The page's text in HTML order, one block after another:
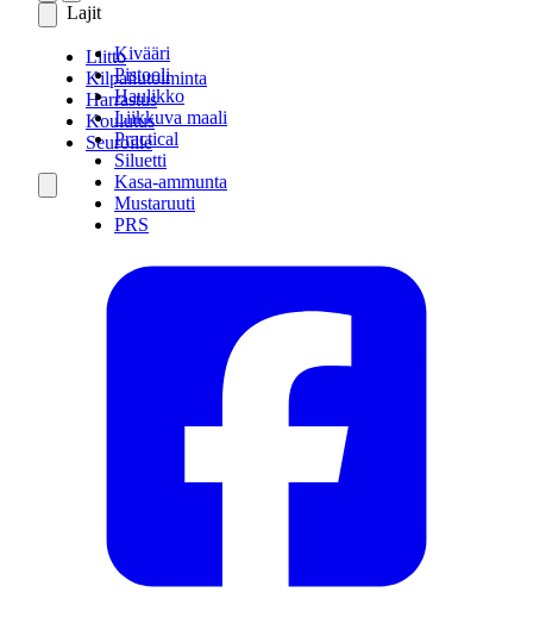
Lajit
Kivääri
Pistooli
Haulikko
Liikkuva maali
Practical
Siluetti
Kasa-ammunta
Mustaruuti
PRS
Liitto
Kilpailutoiminta
Harrastus
Koulutus
Seuroille